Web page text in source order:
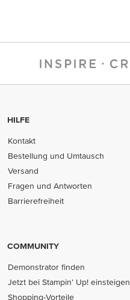
HILFE
Kontakt
Bestellung und Umtausch
Versand
Fragen und Antworten
Barrierefreiheit
COMMUNITY
Demonstrator finden
Jetzt bei Stampin' Up! einsteigen
Shopping-Vorteile